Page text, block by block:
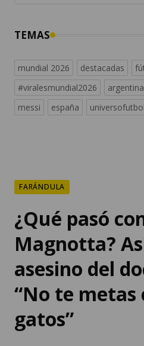
TEMAS
mundial 2026 destacadas
#viralesmundial2026
argentina
messi
españa universofutbol
FARÁNDULA
¿Qué pasó
Magnotta?
asesino del
“No te metas
gatos”